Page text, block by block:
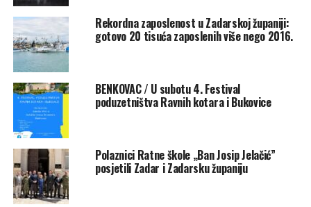
UP NEXT
KK ZADAR I PSK / “Srcem u igri, igrom za srce!“ –
Preventivni pregledi zadarskih sportaša i sportašica
NE PROPUSTITE
TURISTIČKA ZAJEDNICA ZŽ / Održana edukativna
radionica GASTRONOMIJA U EVENTIMA
Rekordna zaposlenost u Zadarskoj županiji:
gotovo 20 tisuća zaposlenih više nego 2016.
BENKOVAC / U subotu 4. Festival
poduzetništva Ravnih kotara i Bukovice
Polaznici Ratne škole „Ban Josip Jelačić”
posjetili Zadar i Zadarsku županiju